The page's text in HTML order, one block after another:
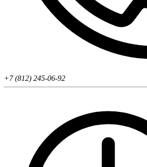
+7 (812) 245-06-92